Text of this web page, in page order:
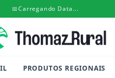
📅Carregando Data...
PRODUTOS REGIONAIS